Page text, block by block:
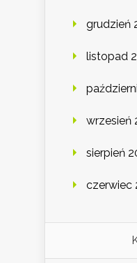
grudzień
listopad
wrzesień
sierpień
czerwiec